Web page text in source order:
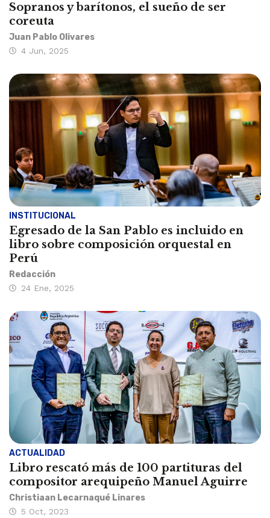
Sopranos y barítonos, el sueño de ser
coreuta
Juan Pablo Olivares
4 Jun, 2025
INSTITUCIONAL
Egresado de la San Pablo es incluido en
libro sobre composición orquestal en
Perú
Redacción
24 Ene, 2025
ACTUALIDAD
Libro rescató más de 100 partituras del
compositor arequipeño Manuel Aguirre
Christiaan Lecarnaqué Linares
5 Oct, 2023